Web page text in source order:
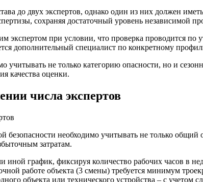
до двух экспертов, однако один из них должен
сохраняя достаточный уровень независимой
экспертом при условии, что проверка проводится
дополнительный специалист по конкретному
учитывать не только категорию опасности, но и
качества оценки.
числа экспертов
безопасности необходимо учитывать не только
затратам.
иной график, фиксируя количество рабочих часов в
работе объекта (3 смены) требуется минимум
объекта или технического устройства – с учетом